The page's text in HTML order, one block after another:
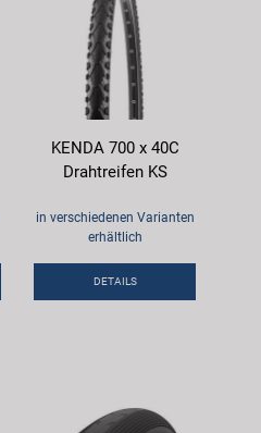
KENDA 700 x 40C
Drahtreifen KS
in verschiedenen Varianten
erhältlich
DETAILS